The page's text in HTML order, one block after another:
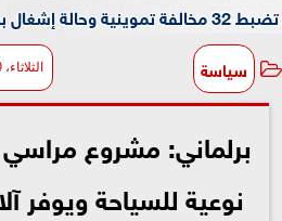
سياسة الثلاثاء، 9 سبتمبر 2025
برلماني: مشروع مراسي
نوعية للسياحة